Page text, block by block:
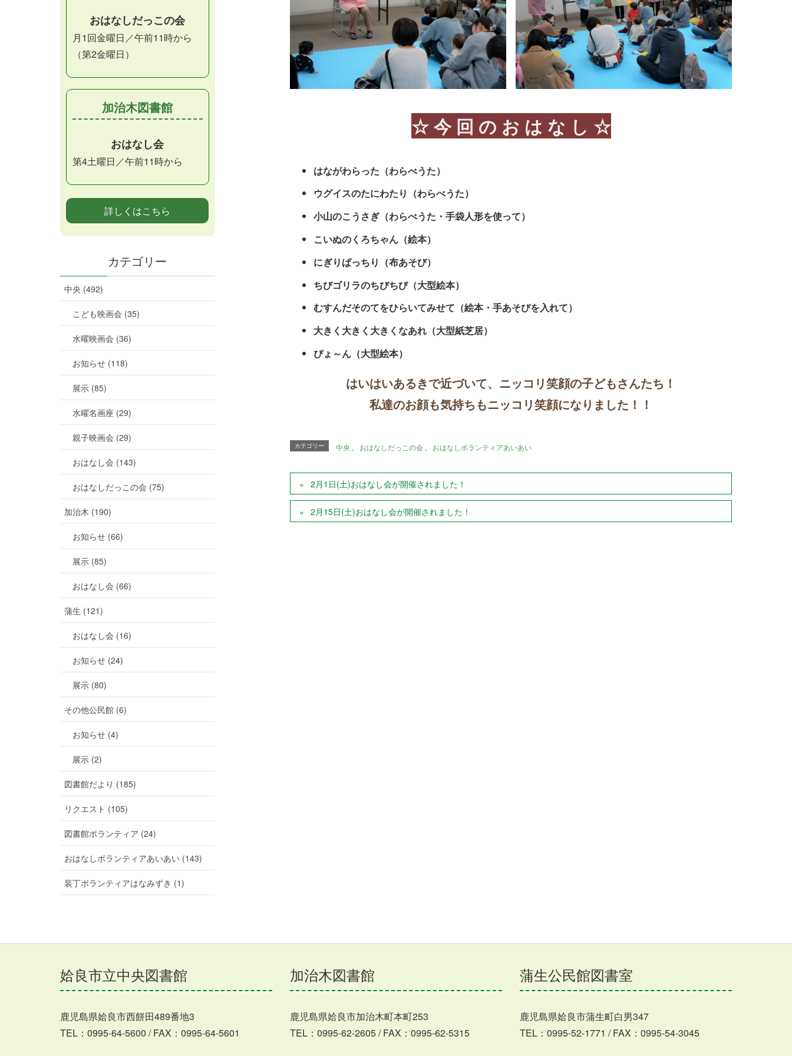
☆ 今 回 の お は な し ☆
はながわらった（わらべうた）
ウグイスのたにわたり（わらべうた）
小山のこうさぎ（わらべうた・手袋人形を使って）
こいぬのくろちゃん（絵本）
にぎりぱっちり（布あそび）
ちびゴリラのちびちび（大型絵本）
むすんだそのてをひらいてみせて（絵本・手あそびを入れて）
大きく大きく大きくなあれ（大型紙芝居）
ぴょ～ん（大型絵本）
はいはいあるきで近づいて、ニッコリ笑顔の子どもさんたち！
私達のお顔も気持ちもニッコリ笑顔になりました！！
カテゴリー 中央 おはなしだっこの会 おはなしボランティアあいあい
2月1日(土)おはなし会が開催されました！
2月15日(土)おはなし会が開催されました！
おはなしだっこの会
月1回金曜日／午前11時から
（第2金曜日）
加治木図書館
おはなし会
第4土曜日／午前11時から
詳しくはこちら
カテゴリー
中央 (492)
こども映画会 (35)
水曜映画会 (36)
お知らせ (118)
展示 (85)
水曜名画座 (29)
親子映画会 (29)
おはなし会 (143)
おはなしだっこの会 (75)
加治木 (190)
お知らせ (66)
展示 (85)
おはなし会 (66)
蒲生 (121)
おはなし会 (16)
お知らせ (24)
展示 (80)
その他公民館 (6)
お知らせ (4)
展示 (2)
図書館だより (185)
リクエスト (105)
図書館ボランティア (24)
おはなしボランティアあいあい (143)
装丁ボランティアはなみずき (1)
姶良市立中央図書館
鹿児島県姶良市西餅田489番地3
TEL：0995-64-5600 / FAX：0995-64-5601
加治木図書館
鹿児島県姶良市加治木町本町253
TEL：0995-62-2605 / FAX：0995-62-5315
蒲生公民館図書室
鹿児島県姶良市蒲生町白男347
TEL：0995-52-1771 / FAX：0995-54-3045